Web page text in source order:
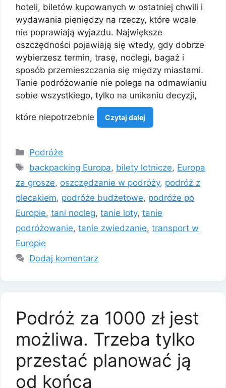
hoteli, biletów kupowanych w ostatniej chwili i
wydawania pieniędzy na rzeczy, które wcale
nie poprawiają wyjazdu. Największe
oszczędności pojawiają się wtedy, gdy dobrze
wybierzesz termin, trasę, noclegi, bagaż i
sposób przemieszczania się między miastami.
Tanie podróżowanie nie polega na odmawianiu
sobie wszystkiego, tylko na unikaniu decyzji,
które niepotrzebnie Czytaj dalej
Kategorie
Podróże
Tagi
backpacking Europa, bilety lotnicze, Europa
za grosze, oszczędzanie w podróży, podróż z
plecakiem, podróże budżetowe, podróże po
Europie, tani nocleg, tanie loty, tanie
podróżowanie, tanie zwiedzanie, transport w
Europie
Dodaj komentarz
Podróż za 1000 zł jest
możliwa. Trzeba tylko
przestać planować ją
od końca